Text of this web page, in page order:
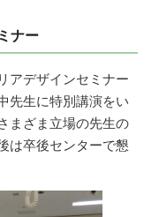
ナー
アデザインセミナー
先生に特別講演をい
まざま立場の先生の
は卒後センターで懇